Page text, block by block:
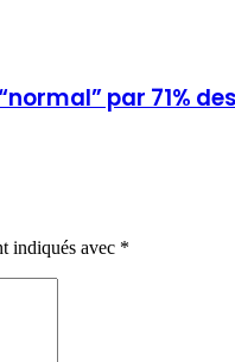
par 71%
indiqués avec *